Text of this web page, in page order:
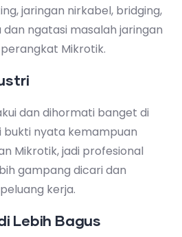
jaringan nirkabel, bridging,
ngatasi masalah jaringan
Mikrotik.
dan dihormati banget di
bukti nyata kemampuan
Mikrotik, jadi profesional
gampang dicari dan
kerja.
Lebih Bagus